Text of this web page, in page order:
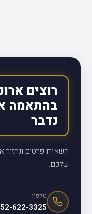
רוצים
בהתאמה
נדבר
השאירו פרטים
שלכם.
טלפון
622-3325